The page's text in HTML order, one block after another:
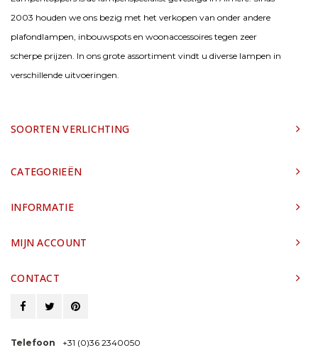
2003 houden we ons bezig met het verkopen van onder andere
plafondlampen, inbouwspots en woonaccessoires tegen zeer
scherpe prijzen. In ons grote assortiment vindt u diverse lampen in
verschillende uitvoeringen.
SOORTEN VERLICHTING
CATEGORIEËN
INFORMATIE
MIJN ACCOUNT
CONTACT
Telefoon
+31 (0)36 2340050